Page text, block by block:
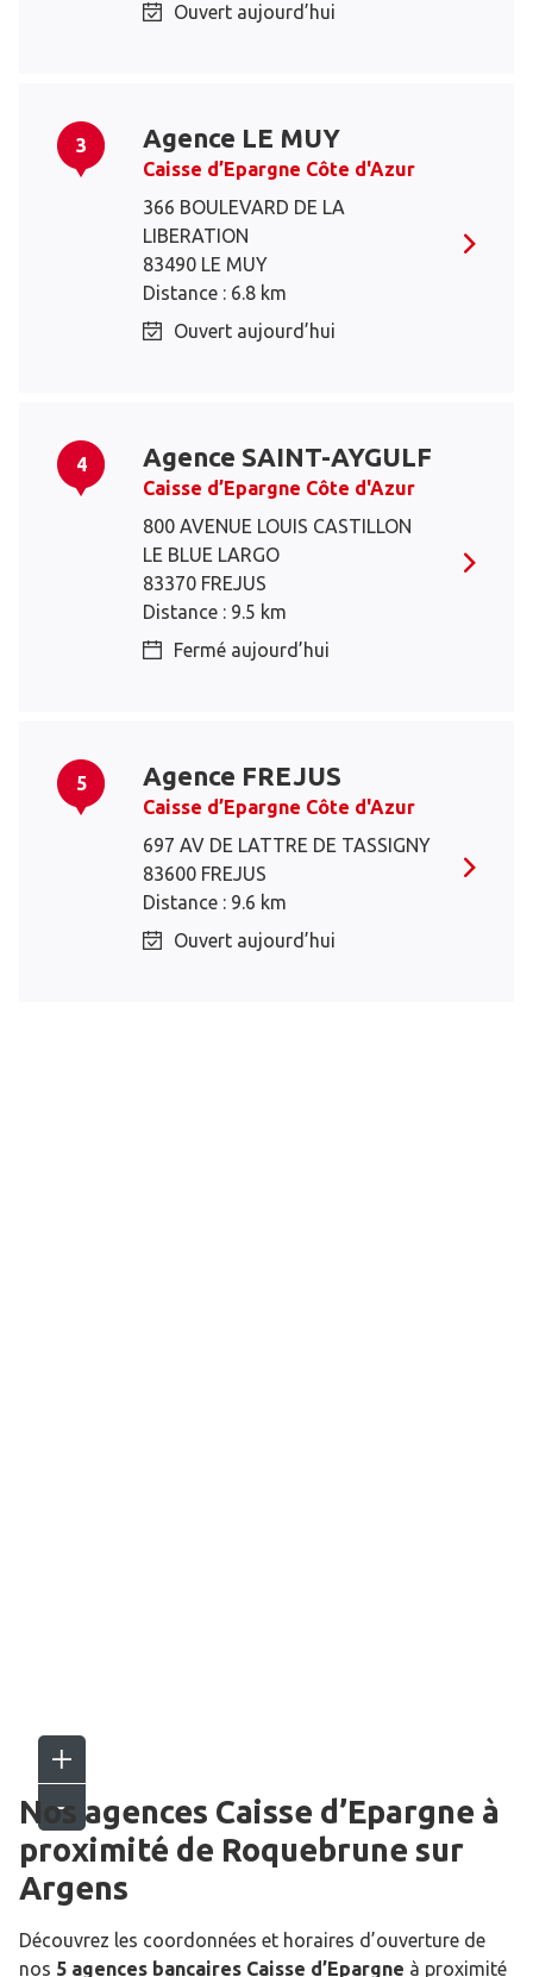
Ouvert aujourd’hui
3 Agence LE MUY
Caisse d’Epargne Côte d'Azur
366 BOULEVARD DE LA
LIBERATION
83490 LE MUY
Distance : 6.8 km
Ouvert aujourd’hui
4 Agence SAINT-AYGULF
Caisse d’Epargne Côte d'Azur
800 AVENUE LOUIS CASTILLON
LE BLUE LARGO
83370 FREJUS
Distance : 9.5 km
Fermé aujourd’hui
5 Agence FREJUS
Caisse d’Epargne Côte d'Azur
697 AV DE LATTRE DE TASSIGNY
83600 FREJUS
Distance : 9.6 km
Ouvert aujourd’hui
Nos agences Caisse d’Epargne à
proximité de Roquebrune sur
Argens
Découvrez les coordonnées et horaires d’ouverture de
nos 5 agences bancaires Caisse d’Epargne à proximité